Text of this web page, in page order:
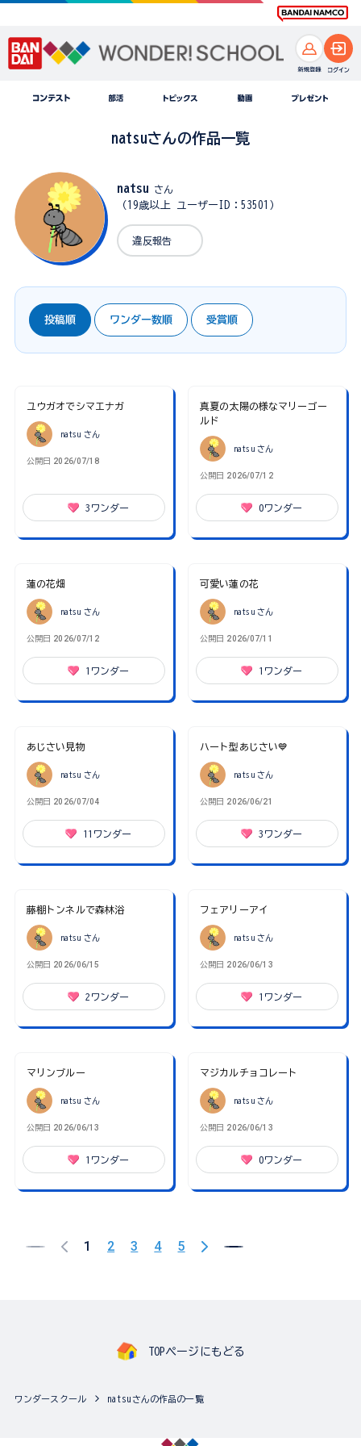
natsuさんの作品一覧
natsu さん
（19歳以上 ユーザーID：53501）
違反報告
投稿順 ワンダー数順 受賞順
ユウガオでシマエナガ
natsu さん
公開日 2026/07/18
3 ワンダー
真夏の太陽の様なマリーゴー
ルド
natsu さん
公開日 2026/07/12
0ワンダー
蓮の花畑
natsu さん
公開日 2026/07/12
1 ワンダー
可愛い蓮の花
natsu さん
公開日 2026/07/11
1 ワンダー
あじさい見物
natsu さん
公開日 2026/07/04
11 ワンダー
ハート型あじさい💙
natsu さん
公開日 2026/06/21
3 ワンダー
藤棚トンネルで森林浴
natsu さん
公開日 2026/06/15
2 ワンダー
フェアリーアイ
natsu さん
公開日 2026/06/13
1 ワンダー
マリンブルー
natsu さん
公開日 2026/06/13
1 ワンダー
マジカルチョコレート
natsu さん
公開日 2026/06/13
0ワンダー
1 2 3 4 5
TOPページにもどる
ワンダースクール natsuさんの作品の一覧